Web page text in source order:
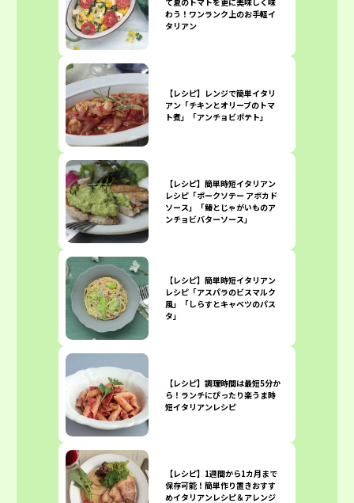
わう！ワンランク上のお手軽イ
タリアン
【レシピ】レンジで簡単イタリ
アン「チキンとオリーブのトマ
ト煮」「アンチョビポテト」
【レシピ】簡単時短イタリアン
レシピ「ポークソテー アボカド
ソース」「鰆とじゃがいものア
ンチョビバターソース」
【レシピ】簡単時短イタリアン
レシピ「アスパラのビスマルク
風」「しらすとキャベツのパス
タ」
【レシピ】調理時間は最短5分か
ら！ランチにぴったり楽うま時
短イタリアンレシピ
【レシピ】1週間から1カ月まで
保存可能！簡単作り置きおすす
めイタリアンレシピ＆アレンジ